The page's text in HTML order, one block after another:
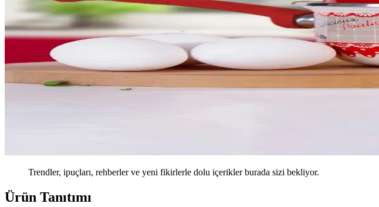
Trendler, ipuçları, rehberler ve yeni fikirlerle dolu içerikler burada sizi bekliyor.
Ürün Tanıtımı